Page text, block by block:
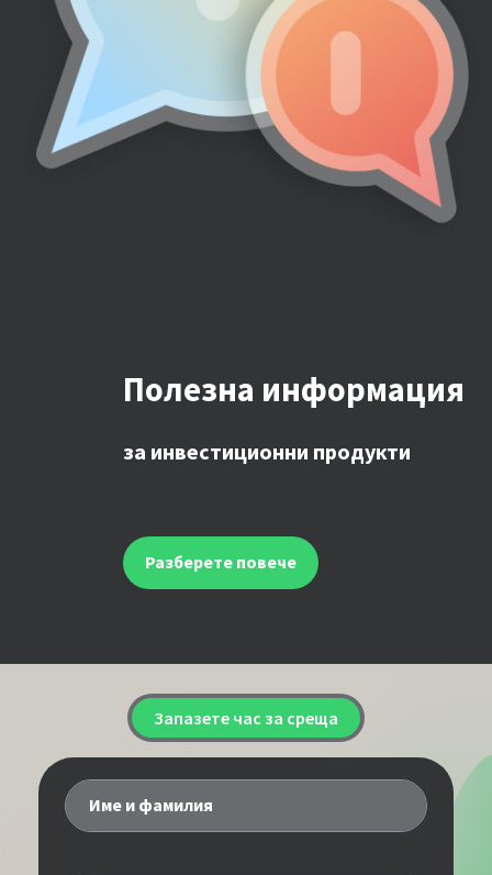
Полезна информация
за инвестиционни продукти
Разберете повече
Запазете час за среща
Име и фамилия